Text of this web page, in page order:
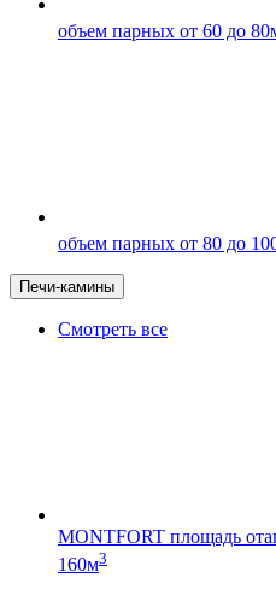
объем парных от 60 до
объем парных от 80 до
Печи-камины
Смотреть все
MONTFORT площадь
160м3